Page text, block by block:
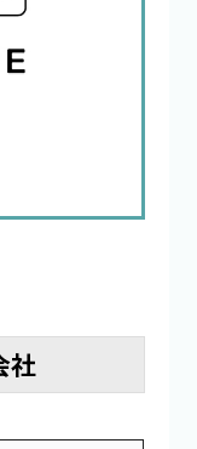
社